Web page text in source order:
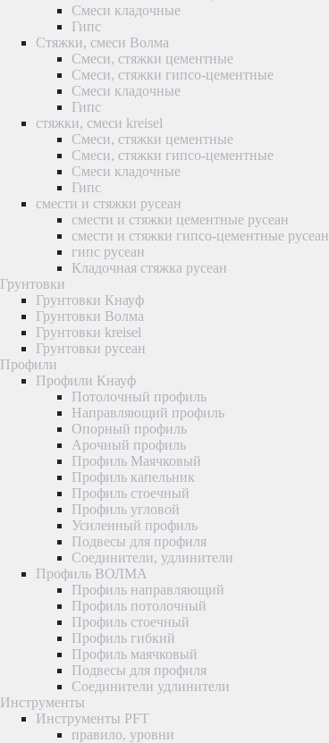
Смеси кладочные
Гипс
Стяжки, смеси Волма
Смеси, стяжки цементные
Смеси, стяжки гипсо-цементные
Смеси кладочные
Гипс
стяжки, смеси kreisel
Смеси, стяжки цементные
Смеси, стяжки гипсо-цементные
Смеси кладочные
Гипс
смести и стяжки русеан
смести и стяжки цементные русеан
смести и стяжки гипсо-цементные русеан
гипс русеан
Кладочная стяжка русеан
Грунтовки
Грунтовки Кнауф
Грунтовки Волма
Грунтовки kreisel
Грунтовки русеан
Профили
Профили Кнауф
Потолочный профиль
Направляющий профиль
Опорный профиль
Арочный профиль
Профиль Маячковый
Профиль капельник
Профиль стоечный
Профиль угловой
Усиленный профиль
Подвесы для профиля
Соединители, удлинители
Профиль ВОЛМА
Профиль направляющий
Профиль потолочный
Профиль стоечный
Профиль гибкий
Профиль маячковый
Подвесы для профиля
Соединители удлинители
Инструменты
Инструменты PFT
правило, уровни